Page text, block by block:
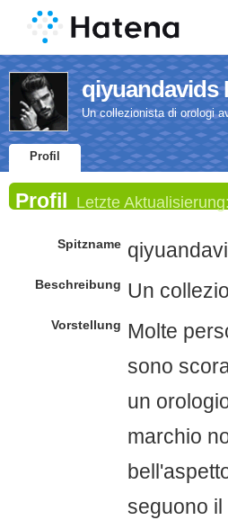
qiyuandavids
Un collezionista di orologi
Profil
Profil Letzte Aktualisierung:
Spitzname
Beschreibung Un
Vorstellung
Molte
sono
un
marchio
seguono il